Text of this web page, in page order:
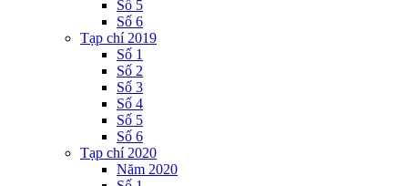
Số 5
Số 6
Tạp chí 2019
Số 1
Số 2
Số 3
Số 4
Số 5
Số 6
Tạp chí 2020
Năm 2020